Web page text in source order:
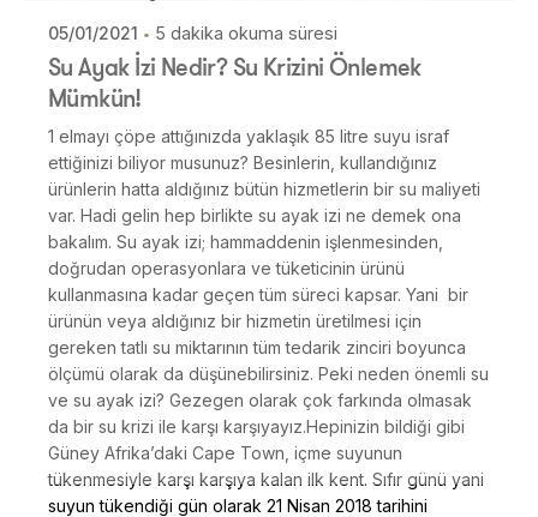
05/01/2021 5 dakika okuma süresi
Su Ayak İzi Nedir? Su Krizini Önlemek
Mümkün!
1 elmayı çöpe attığınızda yaklaşık 85 litre suyu israf
ettiğinizi biliyor musunuz? Besinlerin, kullandığınız
ürünlerin hatta aldığınız bütün hizmetlerin bir su maliyeti
var. Hadi gelin hep birlikte su ayak izi ne demek ona
bakalım. Su ayak izi; hammaddenin işlenmesinden,
doğrudan operasyonlara ve tüketicinin ürünü
kullanmasına kadar geçen tüm süreci kapsar. Yani bir
ürünün veya aldığınız bir hizmetin üretilmesi için
gereken tatlı su miktarının tüm tedarik zinciri boyunca
ölçümü olarak da düşünebilirsiniz. Peki neden önemli su
ve su ayak izi? Gezegen olarak çok farkında olmasak
da bir su krizi ile karşı karşıyayız.Hepinizin bildiği gibi
Güney Afrika’daki Cape Town, içme suyunun
tükenmesiyle karşı karşıya kalan ilk kent. Sıfır günü yani
suyun tükendiği gün olarak 21 Nisan 2018 tarihini